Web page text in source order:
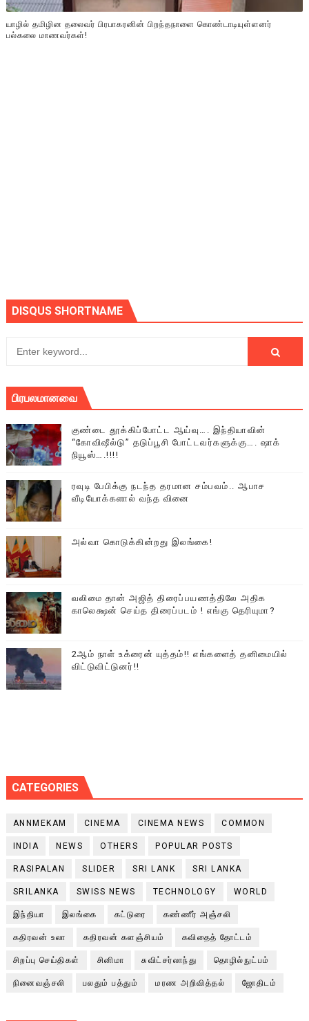
யாழில் தமிழின தலைவர் பிரபாகரனின் பிறந்தநாளை கொண்டாடியுள்ளனர்
பல்கலை மாணவர்கள்!
DISQUS SHORTNAME
பிரபலமானவை
குண்டை தூக்கிப்போட்ட ஆய்வு…. இந்தியாவின்
“கோவிஷீல்டு” தடுப்பூசி போட்டவர்களுக்கு…. ஷாக்
நியூஸ்….!!!!
ரவுடி பேபிக்கு நடந்த தரமான சம்பவம்.. ஆபாச
வீடியோக்களால் வந்த வினை
அல்வா கொடுக்கின்றது இலங்கை!
வலிமை தான் அஜித் திரைப்பயணத்திலே அதிக
காலெக்ஷன் செய்த திரைப்படம் ! எங்கு தெரியுமா?
2ஆம் நாள் உக்ரைன் யுத்தம்!! எங்களைத் தனிமையில்
விட்டுவிட்டுனர்!!
CATEGORIES
ANNMEKAM CINEMA CINEMA NEWS COMMON
INDIA NEWS OTHERS POPULAR POSTS
RASIPALAN SLIDER SRI LANK SRI LANKA
SRILANKA SWISS NEWS TECHNOLOGY WORLD
இந்தியா இலங்கை கட்டுரை கண்ணீர் அஞ்சலி
கதிரவன் உலா கதிரவன் களஞ்சியம் கவிதைத் தோட்டம்
சிறப்பு செய்திகள் சினிமா சுவிட்சர்லாந்து தொழில்நுட்பம்
நினைவஞ்சலி பலதும் பத்தும் மரண அறிவித்தல் ஜோதிடம்